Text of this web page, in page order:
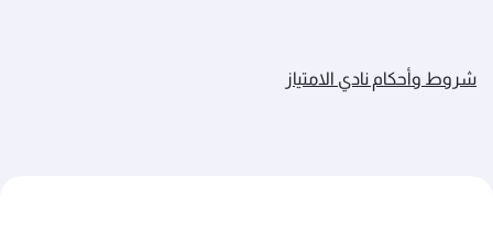
شروط وأحكام نادي الامتياز